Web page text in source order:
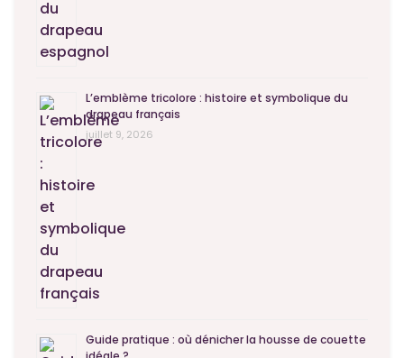
L’emblème tricolore : histoire et symbolique du
drapeau français
juillet 9, 2026
Guide pratique : où dénicher la housse de couette